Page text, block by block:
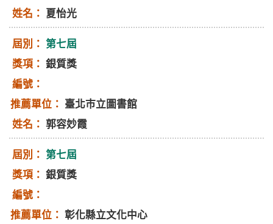
夏怡光
第七屆
銀質獎
臺北巿立圖書館
郭容妙霞
第七屆
銀質獎
彰化縣立文化中心